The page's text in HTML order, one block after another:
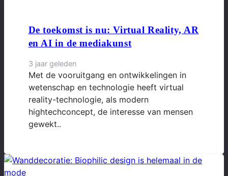
De toekomst is nu: Virtual Reality, AR
en AI in de mediakunst
3 jaar geleden
Met de vooruitgang en ontwikkelingen in
wetenschap en technologie heeft virtual
reality-technologie, als modern
hightechconcept, de interesse van mensen
gewekt..